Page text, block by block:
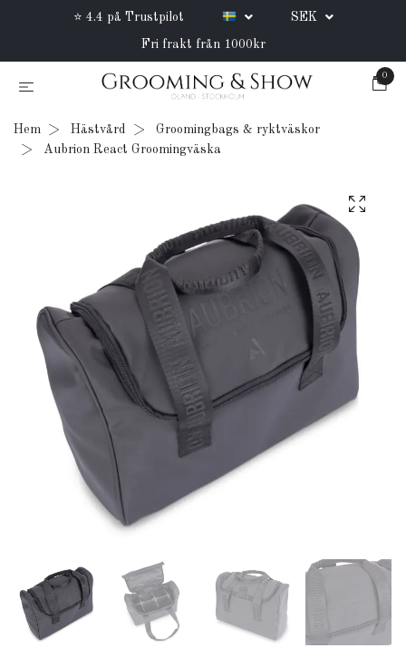
⭐ 4.4 på Trustpilot SEK
Fri frakt från 1000kr
0
Hem Hästvård
Groomingbags & ryktväskor
Aubrion React Groomingväska